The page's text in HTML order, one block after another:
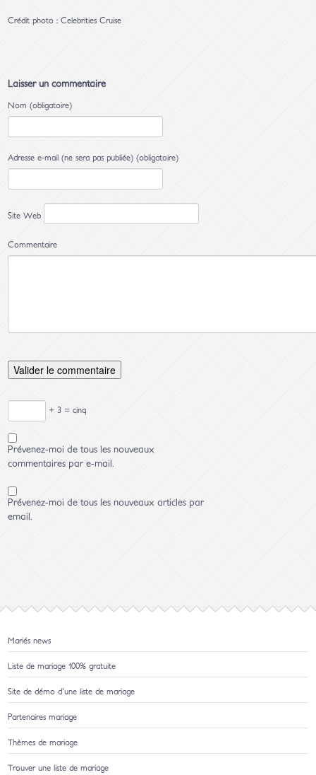
Crédit photo : Celebrities Cruise
Laisser un commentaire
Nom (obligatoire)
Adresse e-mail (ne sera pas publiée) (obligatoire)
Site Web
Commentaire
+ 3 = cinq
Prévenez-moi de tous les nouveaux
commentaires par e-mail.
Prévenez-moi de tous les nouveaux articles par
email.
Mariés news
Liste de mariage 100% gratuite
Site de démo d'une liste de mariage
Partenaires mariage
Thèmes de mariage
Trouver une liste de mariage